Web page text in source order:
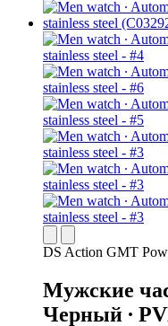
DS Action GMT
Мужские
Черный ∙